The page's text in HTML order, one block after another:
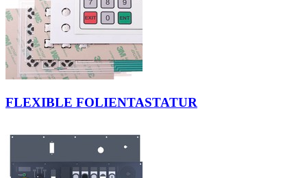
FLEXIBLE FOLIENTASTATUR